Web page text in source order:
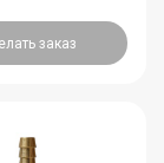
заказ